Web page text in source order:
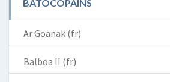
BATOCOPAINS
Ar Goanak (fr)
Balboa II (fr)